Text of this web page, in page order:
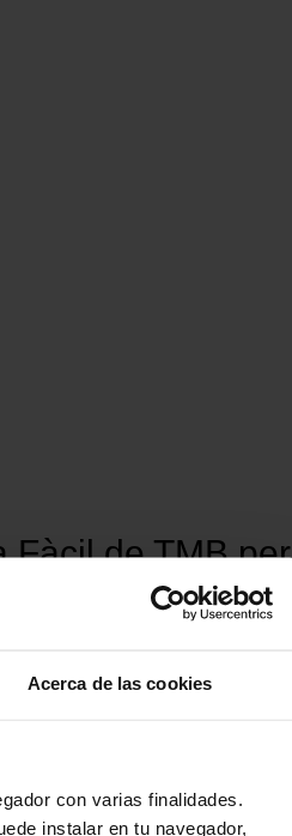
Acerca de las cookies
con varias finalidades.
instalar en tu navegador,
Fàcil de TMB per